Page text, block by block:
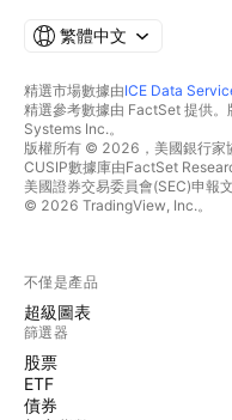
繁體中文
精選市場數據由ICE Data
精選參考數據由 FactSet 提供
Systems Inc.。
版權所有 © 2026，美國銀行家
CUSIP數據庫由FactSet
美國證券交易委員會(SEC)申報
© 2026 TradingView, Inc.。
不僅是產品
超級圖表
篩選器
股票
ETF
債券